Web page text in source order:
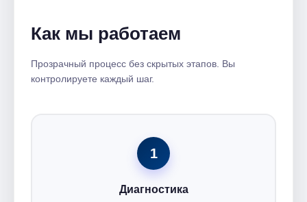
Как мы работаем
Прозрачный процесс без скрытых этапов. Вы
контролируете каждый шаг.
1
Диагностика